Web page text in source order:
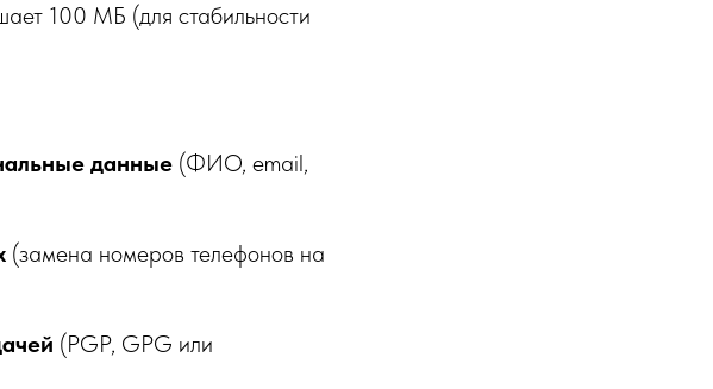
100 МБ (для стабильности
данные (ФИО, email,
(замена номеров телефонов на
(PGP, GPG или